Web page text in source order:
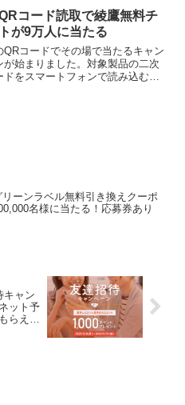
ーコードを読取りでポイントがた
コード読取で綾鷹無料チ
が9万人に当たる
QRコードでその場で当たるキャン
が始まりました。対象製品の二次
ドをスマートフォンで読み込む
ーンラベル無料引き換えクーポ
名様に当たる！応募券あり
キャン
ット予
らえる